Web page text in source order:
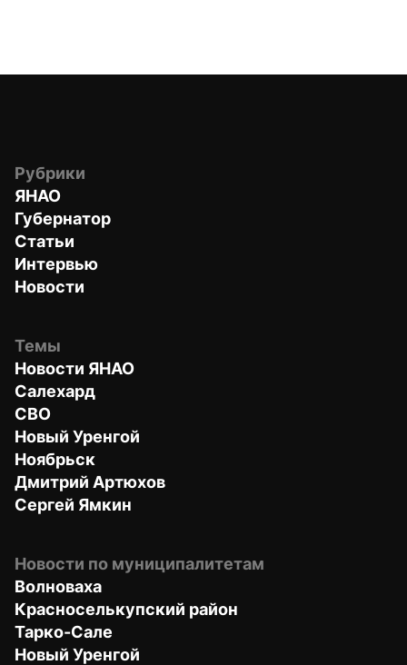
Рубрики
ЯНАО
Губернатор
Статьи
Интервью
Новости
Темы
Новости ЯНАО
Салехард
СВО
Новый Уренгой
Ноябрьск
Дмитрий Артюхов
Сергей Ямкин
Новости по муниципалитетам
Волноваха
Красноселькупский район
Тарко-Сале
Новый Уренгой